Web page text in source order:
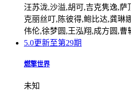
汪苏泷,沙溢,胡可,吉克隽逸,萨
克丽丝叮,陈彼得,鲍比达,龚琳
伟伦,徐梦圆,王泓翔,成方圆,曹
5.0更新至第29期
燃擎世界
未知